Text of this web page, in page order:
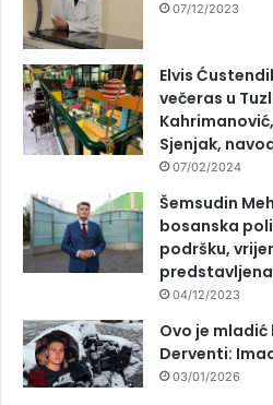
07/12/2023
Elvis
večeras u
Sjenjak,
07/02/2024
Šemsudin
bosanska
podršku,
predstavljena
04/12/2023
Ovo je
Derventi:
03/01/2026